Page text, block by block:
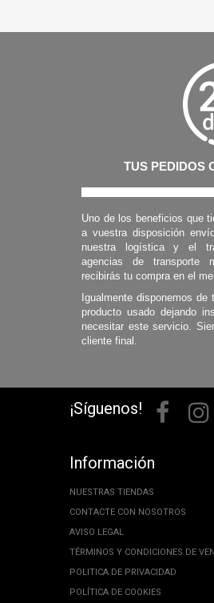
TUS PEDIDOS
Uno de los beneficios que
a vuestra disposición
nuestra logística y el
agencias de transporte
recibirás tu compra en el
Igualmente disponemos
producto usado dejando
necesitar este servicio.
cliente final.
¡Síguenos!
Información
NUESTRAS TIENDAS
CONTACTE CON NOSOTROS
AVISO LEGAL
TÉRMINOS Y CONDICIONES DE
POLITICA DE PRIVACIDAD
POLÍTICA DE COOKIES